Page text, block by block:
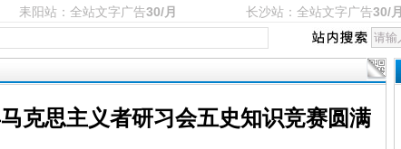
耒阳站：全站文字广告30/月 长沙站：全站文字广告30/月
克思主义者研习会五史知识竞赛圆满